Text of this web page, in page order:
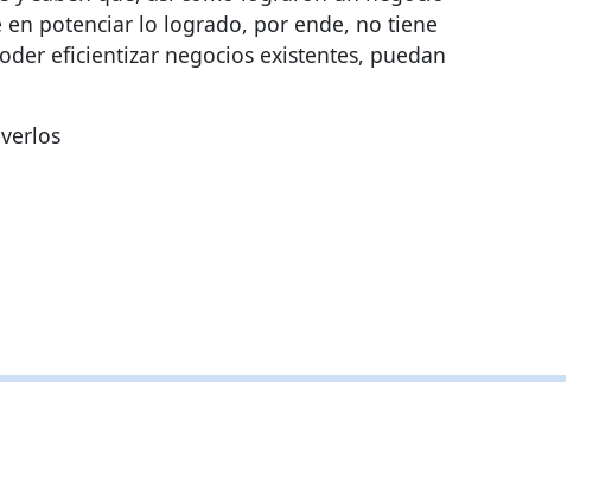
potenciar lo logrado, por ende, no tiene
eficientizar negocios existentes, puedan